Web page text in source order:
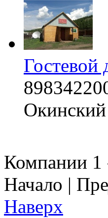
Компании 1
Начало |
Наверх